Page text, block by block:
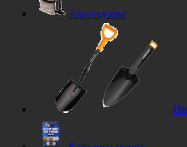
Аксессуары